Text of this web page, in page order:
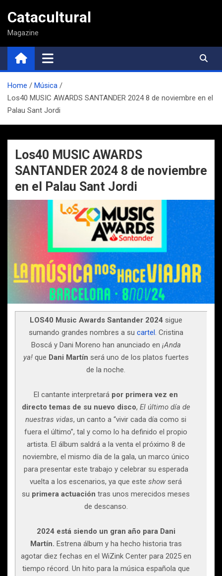
contenido
Catacultural
Magazine
Home
Música
Los40 MUSIC AWARDS SANTANDER 2024 8 de noviembre en el
Palau Sant Jordi
Los40 MUSIC AWARDS
SANTANDER 2024 8 de noviembre
en el Palau Sant Jordi
LOS40 Music Awards Santander 2024sigue
sumando grandes nombres a su cartel. Cristina
Boscá y Dani Moreno han anunciado en ¡Anda
ya! que Dani Martín será uno de los platos fuertes
de la noche.
El cantante interpretará por primera vez en
directo temas de su nuevo disco, El último día de
nuestras vidas, un canto a “vivir cada día como si
fuera el último”, tal y como lo ha definido el propio
artista. El álbum saldrá a la venta el próximo 8 de
noviembre, el mismo día de la gala, un marco único
para presentar este trabajo y celebrar su esperada
vuelta a los escenarios, ya que este show será
su primera actuación tras unos merecidos meses
de descanso.
2024 está siendo un gran año para Dani
Martín. Estrena álbum y ha hecho historia tras
agotar diez fechas en el WiZink Center para 2025 en
tiempo récord. Un hito para la música española que